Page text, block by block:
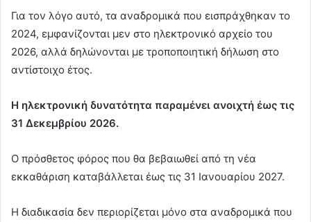
Για τον λόγο αυτό, τα αναδρομικά που εισπράχθηκαν το
2024, εμφανίζονται μεν στο ηλεκτρονικό αρχείο του
2026, αλλά δηλώνονται με τροποποιητική δήλωση στο
αντίστοιχο έτος.
Η ηλεκτρονική δυνατότητα παραμένει ανοιχτή έως τις
31 Δεκεμβρίου 2026.
Ο πρόσθετος φόρος που θα βεβαιωθεί από τη νέα
εκκαθάριση καταβάλλεται έως τις 31 Ιανουαρίου 2027.
Η διαδικασία δεν περιορίζεται μόνο στα αναδρομικά που